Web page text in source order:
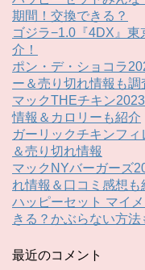
期間！交換できる？
ゴジラ−1.0『4DX』
介！
ポン・デ・ショコラ
ー＆売り切れ情報も調
マックTHEチキン
情報＆カロリーも紹介
ガーリックチキンフ
＆売り切れ情報
マックNYバーガーズ
れ情報＆口コミ感想も
ハッピーセット マイ
きる？かぶらない方法
最近のコメント